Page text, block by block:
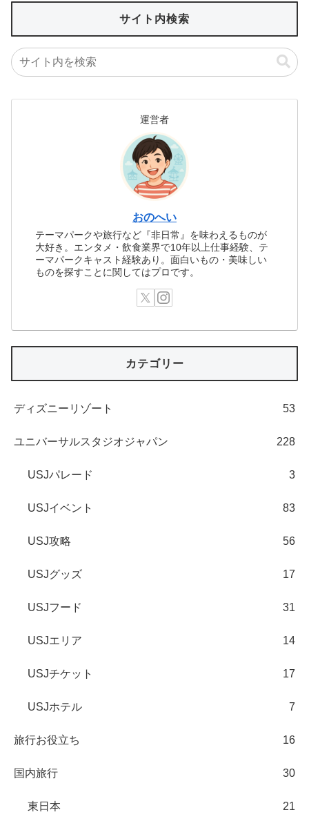
サイト内検索
運営者
おのへい
テーマパークや旅行など『非日常』を味わえるものが
大好き。エンタメ・飲食業界で10年以上仕事経験、テ
ーマパークキャスト経験あり。面白いもの・美味しい
ものを探すことに関してはプロです。
カテゴリー
ディズニーリゾート 53
ユニバーサルスタジオジャパン 228
USJパレード 3
USJイベント 83
USJ攻略 56
USJグッズ 17
USJフード 31
USJエリア 14
USJチケット 17
USJホテル 7
旅行お役立ち 16
国内旅行 30
東日本 21